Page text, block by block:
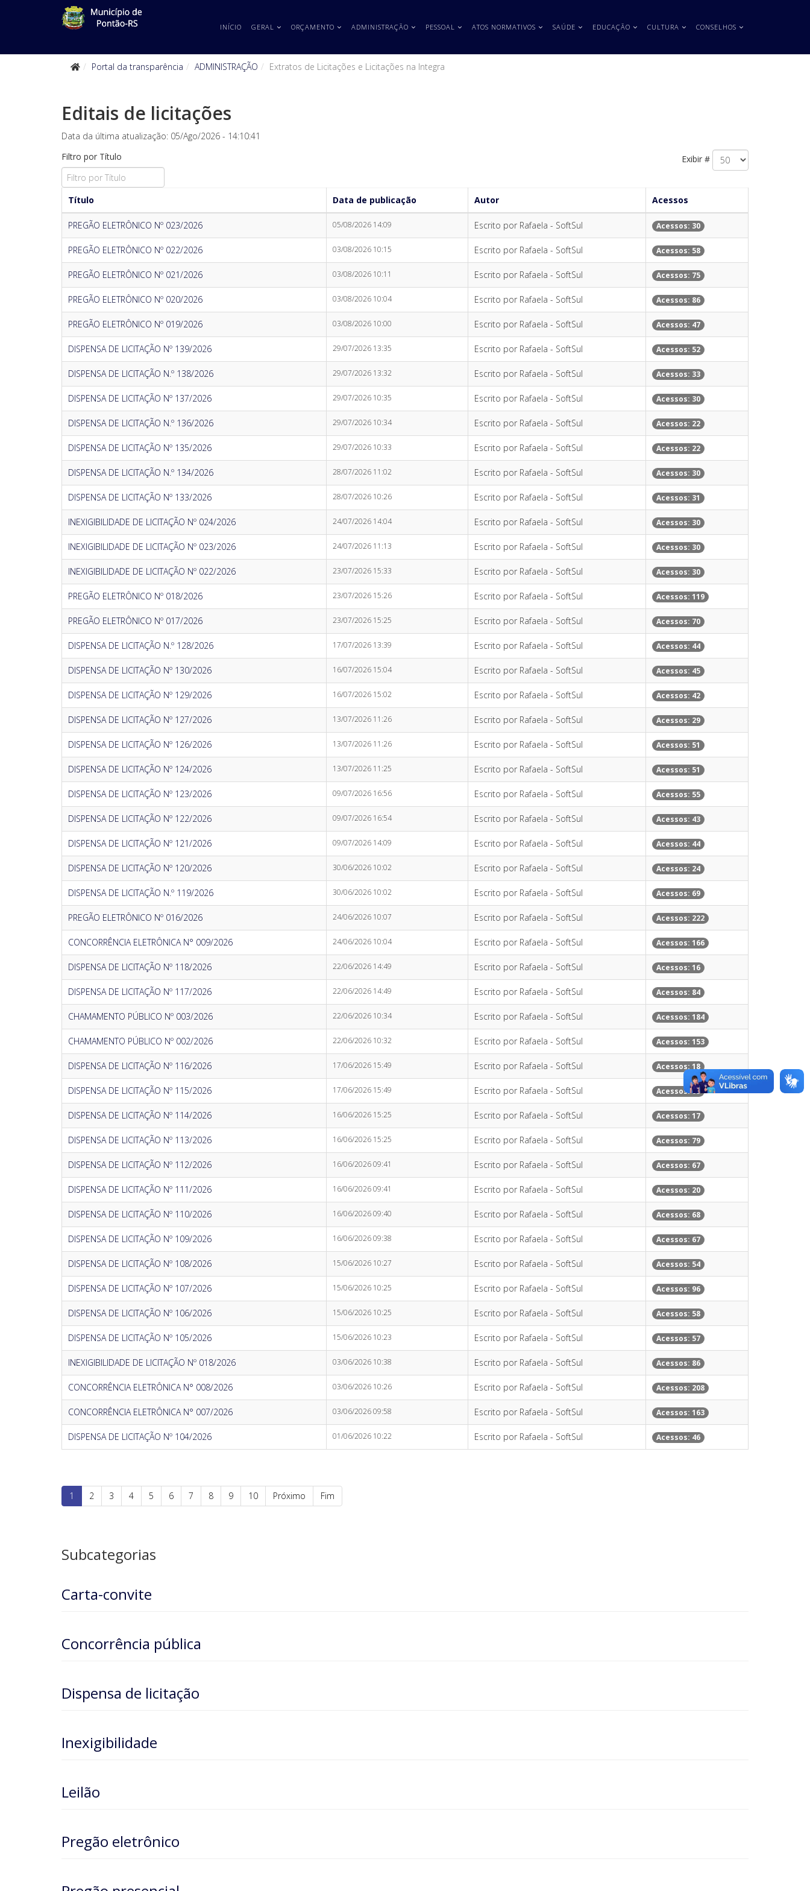
INÍCIO GERAL ORÇAMENTO ADMINISTRAÇÃO PESSOAL ATOS NORMATIVOS SAÚDE EDUCAÇÃO CULTURA CONSELHOS
Portal da transparência ADMINISTRAÇÃO Extratos de Licitações e Licitações na Integra
Editais de licitações
Data da última atualização: 05/Ago/2026 - 14:10:41
Filtro por Título
Exibir #
Título Data de publicação Autor Acessos
PREGÃO ELETRÔNICO Nº 023/2026 05/08/2026 14:09 Escrito por Rafaela - SoftSul Acessos: 30
PREGÃO ELETRÔNICO Nº 022/2026 03/08/2026 10:15 Escrito por Rafaela - SoftSul Acessos: 58
PREGÃO ELETRÔNICO Nº 021/2026 03/08/2026 10:11 Escrito por Rafaela - SoftSul Acessos: 75
PREGÃO ELETRÔNICO Nº 020/2026 03/08/2026 10:04 Escrito por Rafaela - SoftSul Acessos: 86
PREGÃO ELETRÔNICO Nº 019/2026 03/08/2026 10:00 Escrito por Rafaela - SoftSul Acessos: 47
DISPENSA DE LICITAÇÃO Nº 139/2026 29/07/2026 13:35 Escrito por Rafaela - SoftSul Acessos: 52
DISPENSA DE LICITAÇÃO N.º 138/2026 29/07/2026 13:32 Escrito por Rafaela - SoftSul Acessos: 33
DISPENSA DE LICITAÇÃO Nº 137/2026 29/07/2026 10:35 Escrito por Rafaela - SoftSul Acessos: 30
DISPENSA DE LICITAÇÃO N.º 136/2026 29/07/2026 10:34 Escrito por Rafaela - SoftSul Acessos: 22
DISPENSA DE LICITAÇÃO Nº 135/2026 29/07/2026 10:33 Escrito por Rafaela - SoftSul Acessos: 22
DISPENSA DE LICITAÇÃO N.º 134/2026 28/07/2026 11:02 Escrito por Rafaela - SoftSul Acessos: 30
DISPENSA DE LICITAÇÃO Nº 133/2026 28/07/2026 10:26 Escrito por Rafaela - SoftSul Acessos: 31
INEXIGIBILIDADE DE LICITAÇÃO Nº 024/2026 24/07/2026 14:04 Escrito por Rafaela - SoftSul Acessos: 30
INEXIGIBILIDADE DE LICITAÇÃO Nº 023/2026 24/07/2026 11:13 Escrito por Rafaela - SoftSul Acessos: 30
INEXIGIBILIDADE DE LICITAÇÃO Nº 022/2026 23/07/2026 15:33 Escrito por Rafaela - SoftSul Acessos: 30
PREGÃO ELETRÔNICO Nº 018/2026 23/07/2026 15:26 Escrito por Rafaela - SoftSul Acessos: 119
PREGÃO ELETRÔNICO Nº 017/2026 23/07/2026 15:25 Escrito por Rafaela - SoftSul Acessos: 70
DISPENSA DE LICITAÇÃO N.º 128/2026 17/07/2026 13:39 Escrito por Rafaela - SoftSul Acessos: 44
DISPENSA DE LICITAÇÃO Nº 130/2026 16/07/2026 15:04 Escrito por Rafaela - SoftSul Acessos: 45
DISPENSA DE LICITAÇÃO Nº 129/2026 16/07/2026 15:02 Escrito por Rafaela - SoftSul Acessos: 42
DISPENSA DE LICITAÇÃO Nº 127/2026 13/07/2026 11:26 Escrito por Rafaela - SoftSul Acessos: 29
DISPENSA DE LICITAÇÃO Nº 126/2026 13/07/2026 11:26 Escrito por Rafaela - SoftSul Acessos: 51
DISPENSA DE LICITAÇÃO Nº 124/2026 13/07/2026 11:25 Escrito por Rafaela - SoftSul Acessos: 51
DISPENSA DE LICITAÇÃO Nº 123/2026 09/07/2026 16:56 Escrito por Rafaela - SoftSul Acessos: 55
DISPENSA DE LICITAÇÃO Nº 122/2026 09/07/2026 16:54 Escrito por Rafaela - SoftSul Acessos: 43
DISPENSA DE LICITAÇÃO Nº 121/2026 09/07/2026 14:09 Escrito por Rafaela - SoftSul Acessos: 44
DISPENSA DE LICITAÇÃO Nº 120/2026 30/06/2026 10:02 Escrito por Rafaela - SoftSul Acessos: 24
DISPENSA DE LICITAÇÃO N.º 119/2026 30/06/2026 10:02 Escrito por Rafaela - SoftSul Acessos: 69
PREGÃO ELETRÔNICO Nº 016/2026 24/06/2026 10:07 Escrito por Rafaela - SoftSul Acessos: 222
CONCORRÊNCIA ELETRÔNICA N° 009/2026 24/06/2026 10:04 Escrito por Rafaela - SoftSul Acessos: 166
DISPENSA DE LICITAÇÃO Nº 118/2026 22/06/2026 14:49 Escrito por Rafaela - SoftSul Acessos: 16
DISPENSA DE LICITAÇÃO Nº 117/2026 22/06/2026 14:49 Escrito por Rafaela - SoftSul Acessos: 84
CHAMAMENTO PÚBLICO Nº 003/2026 22/06/2026 10:34 Escrito por Rafaela - SoftSul Acessos: 184
CHAMAMENTO PÚBLICO Nº 002/2026 22/06/2026 10:32 Escrito por Rafaela - SoftSul Acessos: 153
DISPENSA DE LICITAÇÃO Nº 116/2026 17/06/2026 15:49 Escrito por Rafaela - SoftSul Acessos: 18
DISPENSA DE LICITAÇÃO Nº 115/2026 17/06/2026 15:49 Escrito por Rafaela - SoftSul Acessos: 85
DISPENSA DE LICITAÇÃO Nº 114/2026 16/06/2026 15:25 Escrito por Rafaela - SoftSul Acessos: 17
DISPENSA DE LICITAÇÃO Nº 113/2026 16/06/2026 15:25 Escrito por Rafaela - SoftSul Acessos: 79
DISPENSA DE LICITAÇÃO Nº 112/2026 16/06/2026 09:41 Escrito por Rafaela - SoftSul Acessos: 67
DISPENSA DE LICITAÇÃO Nº 111/2026 16/06/2026 09:41 Escrito por Rafaela - SoftSul Acessos: 20
DISPENSA DE LICITAÇÃO Nº 110/2026 16/06/2026 09:40 Escrito por Rafaela - SoftSul Acessos: 68
DISPENSA DE LICITAÇÃO Nº 109/2026 16/06/2026 09:38 Escrito por Rafaela - SoftSul Acessos: 67
DISPENSA DE LICITAÇÃO Nº 108/2026 15/06/2026 10:27 Escrito por Rafaela - SoftSul Acessos: 54
DISPENSA DE LICITAÇÃO Nº 107/2026 15/06/2026 10:25 Escrito por Rafaela - SoftSul Acessos: 96
DISPENSA DE LICITAÇÃO Nº 106/2026 15/06/2026 10:25 Escrito por Rafaela - SoftSul Acessos: 58
DISPENSA DE LICITAÇÃO Nº 105/2026 15/06/2026 10:23 Escrito por Rafaela - SoftSul Acessos: 57
INEXIGIBILIDADE DE LICITAÇÃO Nº 018/2026 03/06/2026 10:38 Escrito por Rafaela - SoftSul Acessos: 86
CONCORRÊNCIA ELETRÔNICA N° 008/2026 03/06/2026 10:26 Escrito por Rafaela - SoftSul Acessos: 208
CONCORRÊNCIA ELETRÔNICA N° 007/2026 03/06/2026 09:58 Escrito por Rafaela - SoftSul Acessos: 163
DISPENSA DE LICITAÇÃO Nº 104/2026 01/06/2026 10:22 Escrito por Rafaela - SoftSul Acessos: 46
1 2 3 4 5 6 7 8 9 10 Próximo Fim
Subcategorias
Carta-convite
Concorrência pública
Dispensa de licitação
Inexigibilidade
Leilão
Pregão eletrônico